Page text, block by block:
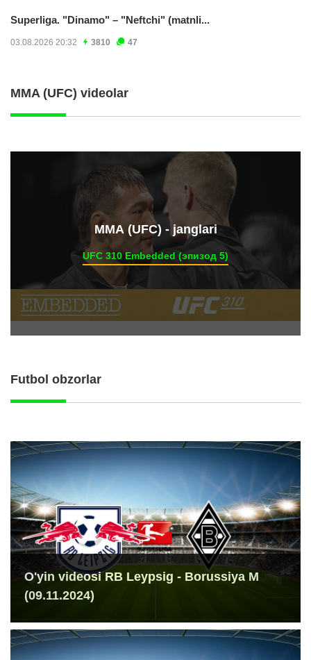
Superliga. "Dinamo" – "Neftchi" (matnli...
03.08.2026 20:32 3810 47
MMA (UFC) videolar
ММА (UFC) - janglari
UFC 310 Embedded (эпизод 5)
Futbol obzorlar
O'yin videosi RB Leypsig - Borussiya M
(09.11.2024)